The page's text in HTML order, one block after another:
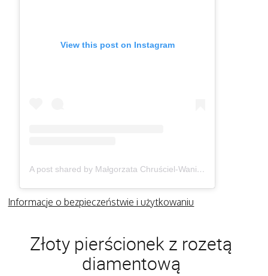
View this post on Instagram
A post shared by Małgorzata Chruściel-Waniek (@gosiawaniek)
Informacje o bezpieczeństwie i użytkowaniu
Złoty pierścionek z rozetą
diamentową